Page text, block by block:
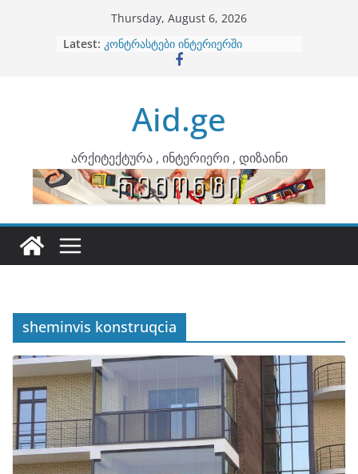
Thursday, August 6, 2026
Latest: ბინების გაერთიანება
კონტრასტები ინტერიერში
ინტერიერის დიზიანი
არტემიდი წარმოგიდგენთ
Aid.ge
არქიტექტურა , ინტერიერი , დიზაინი
sheminvis konstruqcia